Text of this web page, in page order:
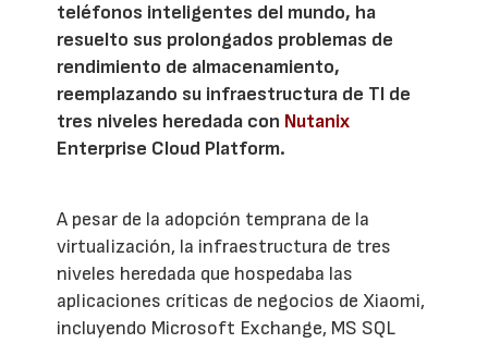
teléfonos inteligentes del mundo, ha
resuelto sus prolongados problemas de
rendimiento de almacenamiento,
reemplazando su infraestructura de TI de
tres niveles heredada con Nutanix
Enterprise Cloud Platform.
A pesar de la adopción temprana de la
virtualización, la infraestructura de tres
niveles heredada que hospedaba las
aplicaciones críticas de negocios de Xiaomi,
incluyendo Microsoft Exchange, MS SQL